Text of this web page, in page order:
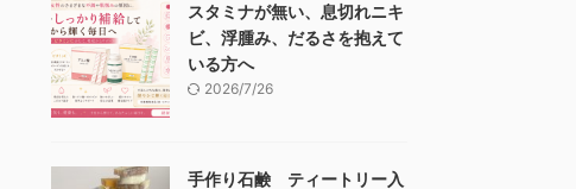
スタミナが無い、息切れニキ
ビ、浮腫み、だるさを抱えて
いる方へ
2026/7/26
手作り石鹸 ティートリー入